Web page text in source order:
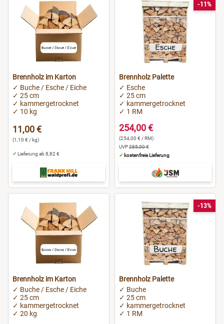
Brennholz im Karton
✓ Buche / Esche / Eiche
✓ 25 cm
✓ kammergetrocknet
✓ 10 kg
11,00 €
(1,10 € / kg)
✓ Lieferung ab 8,82 €
-11%
Brennholz Palette
✓ Esche
✓ 25 cm
✓ kammergetrocknet
✓ 1 RM
254,00 €
(254,00 € / RM)
UVP285,00 €
✓ kostenfreie Lieferung
Brennholz im Karton
✓ Buche / Esche / Eiche
✓ 25 cm
✓ kammergetrocknet
✓ 20 kg
-13%
Brennholz Palette
✓ Buche
✓ 25 cm
✓ kammergetrocknet
✓ 1 RM